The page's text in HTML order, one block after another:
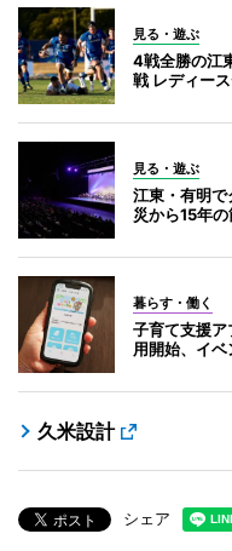
見る・遊ぶ
4戦全勝の江
戦 レディー
見る・遊ぶ
江東・有明で
災から15年
暮らす・働く
子育て支援ア
用開始、イベ
久米設計
シェア